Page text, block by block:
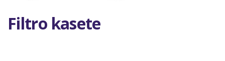
Filtro kasete